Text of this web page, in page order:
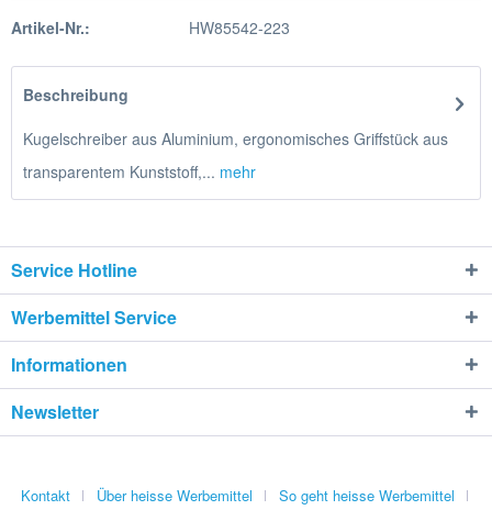
Artikel-Nr.: HW85542-223
Beschreibung
Kugelschreiber aus Aluminium, ergonomisches Griffstück aus
transparentem Kunststoff,... mehr
Service Hotline
Werbemittel Service
Informationen
Newsletter
Kontakt Über heisse Werbemittel So geht heisse Werbemittel